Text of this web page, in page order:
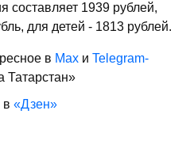
составляет 1939 рублей,
для детей - 1813 рублей.
в Max и Telegram-
Татарстан»
в «Дзен»